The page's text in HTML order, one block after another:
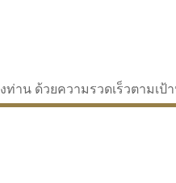
น ด้วยความรวดเร็วตามเป้